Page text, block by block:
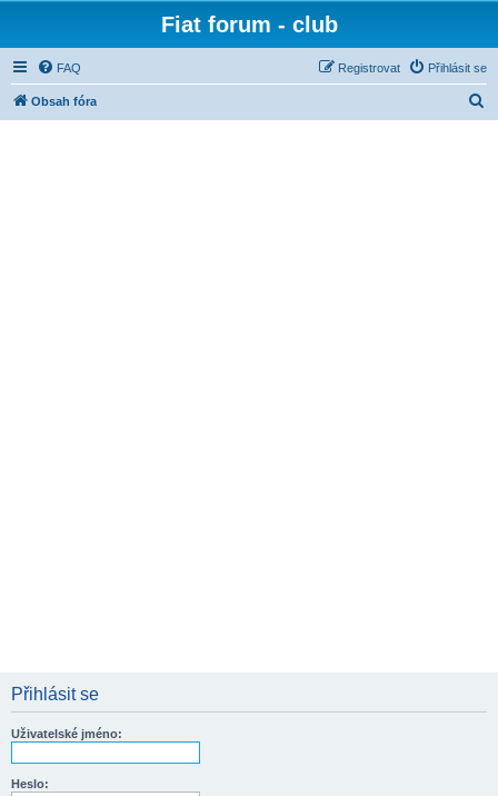
Fiat forum - club
FAQ Přihlásit se
Registrovat
Obsah fóra
Přihlásit se
Uživatelské jméno:
Heslo: